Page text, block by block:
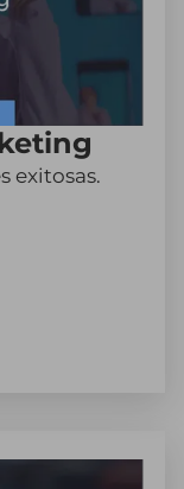
exitosas.